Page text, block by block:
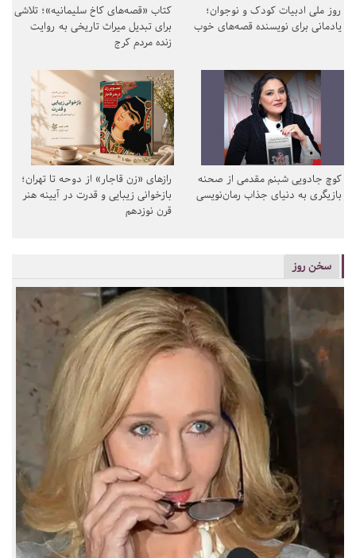
روز ملی ادبیات کودک و نوجوان؛
یادمانی برای نویسنده قصه‌های خوب
کتاب «قصه‌های کاخ سلیمانیه»؛ تلاشی
برای تبدیل میراث تاریخی به روایت
زنده مردم کرج
کوچ جادویی شبنم مقدمی از صحنه
بازیگری به دنیای جذاب رمان‌نویسی
رازهای «زن قاجار» از دوحه تا تهران؛
بازخوانی زیبایی و قدرت در آیینه هنر
قرن نوزدهم
سخن روز